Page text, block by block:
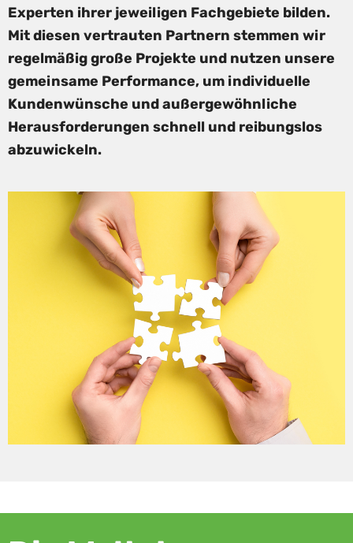
Experten ihrer jeweiligen Fachgebiete bilden.
Mit diesen vertrauten Partnern stemmen wir
regelmäßig große Projekte und nutzen unsere
gemeinsame Performance, um individuelle
Kundenwünsche und außergewöhnliche
Herausforderungen schnell und reibungslos
abzuwickeln.